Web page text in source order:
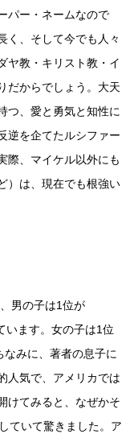
パー・ネームなので
く、そして今でも人々
ヤ教・キリスト教・イ
だからでしょう。大天
つ、愛と勇気と知性に
逆を企てたルシファー
際、マイケル以外にも
）は、現在でも根強い
男の子は1位が
います。女の子は1位
みに、著者の息子に
人気で、アメリカでは
けてみると、なぜかそ
ていて驚きました。ア